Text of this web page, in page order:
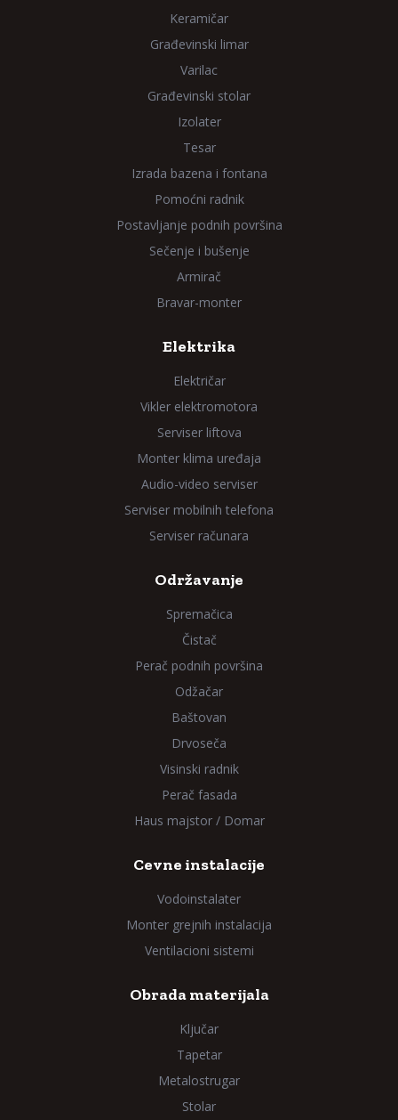
Keramičar
Građevinski limar
Varilac
Građevinski stolar
Izolater
Tesar
Izrada bazena i fontana
Pomoćni radnik
Postavljanje podnih površina
Sečenje i bušenje
Armirač
Bravar-monter
Elektrika
Električar
Vikler elektromotora
Serviser liftova
Monter klima uređaja
Audio-video serviser
Serviser mobilnih telefona
Serviser računara
Održavanje
Spremačica
Čistač
Perač podnih površina
Odžačar
Baštovan
Drvoseča
Visinski radnik
Perač fasada
Haus majstor / Domar
Cevne instalacije
Vodoinstalater
Monter grejnih instalacija
Ventilacioni sistemi
Obrada materijala
Ključar
Tapetar
Metalostrugar
Stolar